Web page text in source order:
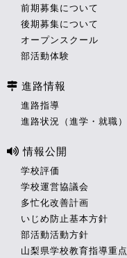
前期募集について
後期募集について
オープンスクール
部活動体験
進路情報
進路指導
進路状況（進学・就職）
情報公開
学校評価
学校運営協議会
多忙化改善計画
いじめ防止基本方針
部活動活動方針
山梨県学校教育指導重点